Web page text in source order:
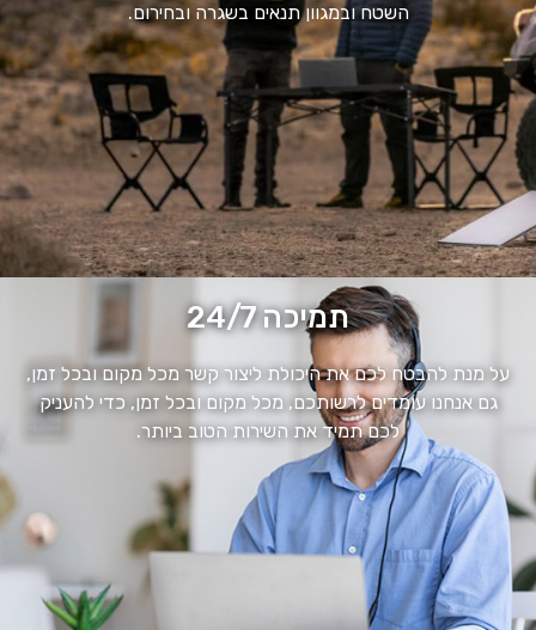
השטח ובמגוון תנאים בשגרה ובחירום.
תמיכה 24/7
על מנת להבטח לכם את היכולת ליצור קשר מכל מקום ובכל זמן,
גם אנחנו עומדים לרשותכם, מכל מקום ובכל זמן, כדי להעניק
לכם תמיד את השירות הטוב ביותר.